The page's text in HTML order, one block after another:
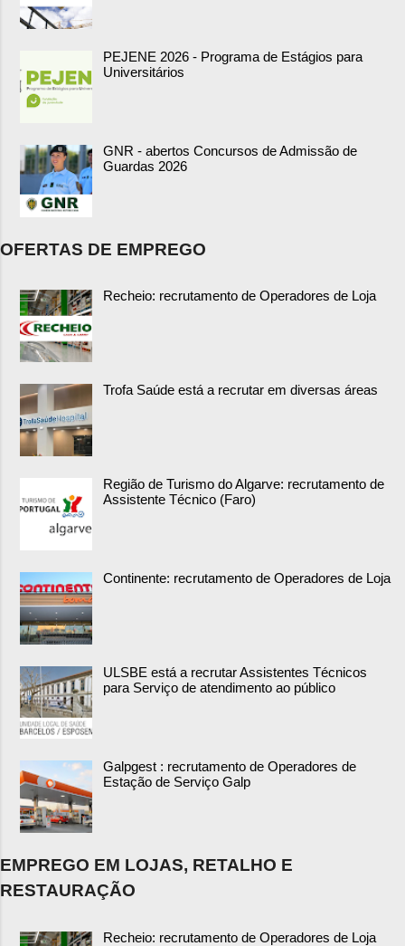
PEJENE 2026 - Programa de Estágios para
Universitários
GNR - abertos Concursos de Admissão de
Guardas 2026
OFERTAS DE EMPREGO
Recheio: recrutamento de Operadores de Loja
Trofa Saúde está a recrutar em diversas áreas
Região de Turismo do Algarve: recrutamento de
Assistente Técnico (Faro)
Continente: recrutamento de Operadores de Loja
ULSBE está a recrutar Assistentes Técnicos
para Serviço de atendimento ao público
Galpgest : recrutamento de Operadores de
Estação de Serviço Galp
EMPREGO EM LOJAS, RETALHO E
RESTAURAÇÃO
Recheio: recrutamento de Operadores de Loja